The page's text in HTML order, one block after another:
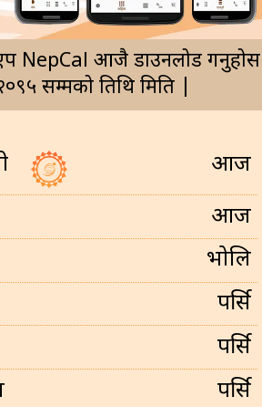
NepCal आजै डाउनलोड गर्नुहोस
सम्मको तिथि मिति |
आज
आज
भोलि
पर्सि
पर्सि
पर्सि